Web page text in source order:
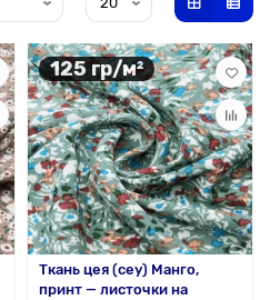
125 гр/м²
Ткань цея (cey) Манго,
принт — листочки на